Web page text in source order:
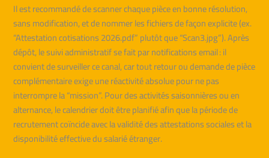
Il est recommandé de scanner chaque pièce en bonne résolution,
sans modification, et de nommer les fichiers de façon explicite (ex.
“Attestation cotisations 2026.pdf” plutôt que “Scan3.jpg”). Après
dépôt, le suivi administratif se fait par notifications email : il
convient de surveiller ce canal, car tout retour ou demande de pièce
complémentaire exige une réactivité absolue pour ne pas
interrompre la “mission”. Pour des activités saisonnières ou en
alternance, le calendrier doit être planifié afin que la période de
recrutement coïncide avec la validité des attestations sociales et la
disponibilité effective du salarié étranger.